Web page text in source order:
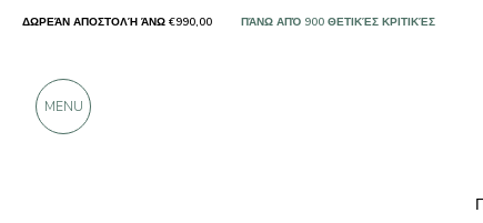
ΔΩΡΕΆΝ ΑΠΟΣΤΟΛΉ ΆΝΩ €990,00 ΜΌΝΟ ΠΡΟΪΌΝΤΑ ΑΠΌ ΕΞΑΙΡΕΤΙΚΟΎΣ
MENU